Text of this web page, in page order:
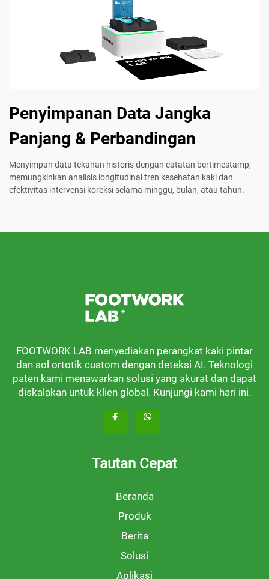
Penyimpanan Data Jangka
Panjang & Perbandingan
Menyimpan data tekanan historis dengan catatan bertimestamp,
memungkinkan analisis longitudinal tren kesehatan kaki dan
efektivitas intervensi koreksi selama minggu, bulan, atau tahun.
FOOTWORK LAB menyediakan perangkat kaki pintar
dan sol ortotik custom dengan deteksi AI. Teknologi
paten kami menawarkan solusi yang akurat dan dapat
diskalakan untuk klien global. Kunjungi kami hari ini.
Tautan Cepat
Beranda
Produk
Berita
Solusi
Aplikasi